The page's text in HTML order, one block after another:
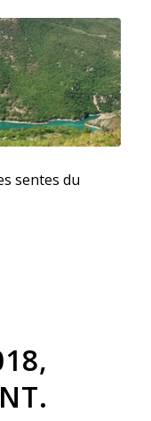
sentes du